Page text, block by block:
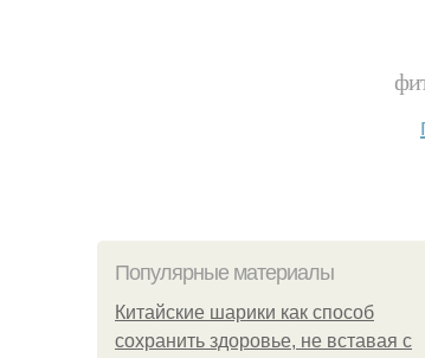
Популярные материалы
Китайские шарики как способ
сохранить здоровье, не вставая с